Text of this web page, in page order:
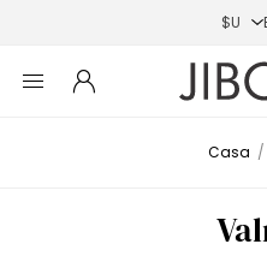
Casa /